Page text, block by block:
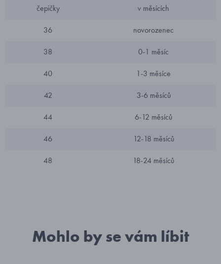
čepičky
v měsících
36 novorozenec
38 0-1 měsíc
40 1-3 měsíce
42 3-6 měsíců
44 6-12 měsíců
46 12-18 měsíců
48 18-24 měsíců
Mohlo by se vám líbit